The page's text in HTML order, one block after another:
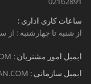
ساعات کاری اداری :
از شنبه تا چهارشنبه : از ساعت 9
ایمیل امور مشتریان :
ایمیل سازمانی :